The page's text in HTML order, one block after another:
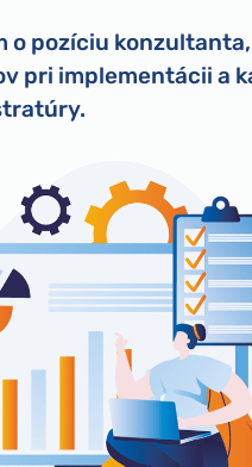
o pozíciu
pri implementácii a